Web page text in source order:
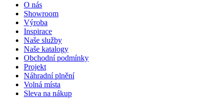
O nás
Showroom
Výroba
Inspirace
Naše služby
Naše katalogy
Obchodní podmínky
Projekt
Náhradní plnění
Volná místa
Sleva na nákup